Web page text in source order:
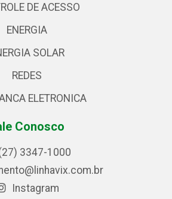
DE ACESSO
ENERGIA
SOLAR
REDES
ELETRONICA
Conosco
3347-1000
Instagram